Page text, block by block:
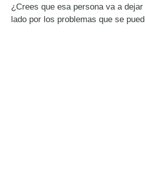
¿Crees que esa persona va a
lado por los problemas que se